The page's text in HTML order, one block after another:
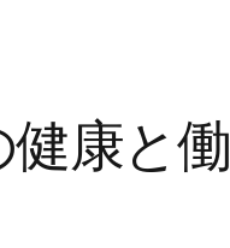
康と働